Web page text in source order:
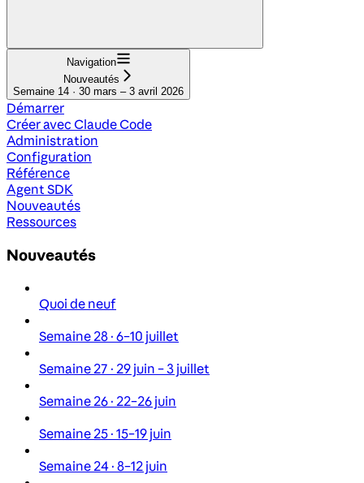
Navigation
Nouveautés
Semaine 14 · 30 mars – 3 avril 2026
Démarrer
Créer avec Claude Code
Administration
Configuration
Référence
Agent SDK
Nouveautés
Ressources
Nouveautés
Quoi de neuf
Semaine 28 · 6–10 juillet
Semaine 27 · 29 juin – 3 juillet
Semaine 26 · 22–26 juin
Semaine 25 · 15–19 juin
Semaine 24 · 8–12 juin